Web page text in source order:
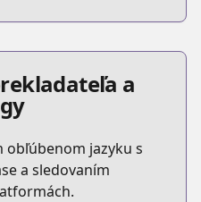
a
obľúbenom jazyku s
a sledovaním